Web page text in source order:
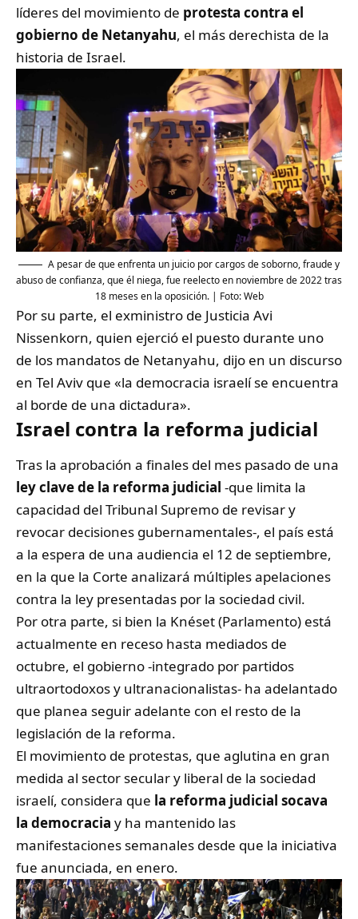
líderes del movimiento de protesta contra el
gobierno de Netanyahu, el más derechista de la
historia de Israel.
A pesar de que enfrenta un juicio por cargos de soborno, fraude y
abuso de confianza, que él niega, fue reelecto en noviembre de 2022 tras
18 meses en la oposición. | Foto: Web
Por su parte, el exministro de Justicia Avi
Nissenkorn, quien ejerció el puesto durante uno
de los mandatos de Netanyahu, dijo en un discurso
en Tel Aviv que «la democracia israelí se encuentra
al borde de una dictadura».
Israel contra la reforma judicial
Tras la aprobación a finales del mes pasado de una
ley clave de la reforma judicial -que limita la
capacidad del Tribunal Supremo de revisar y
revocar decisiones gubernamentales-, el país está
a la espera de una audiencia el 12 de septiembre,
en la que la Corte analizará múltiples apelaciones
contra la ley presentadas por la sociedad civil.
Por otra parte, si bien la Knéset (Parlamento) está
actualmente en receso hasta mediados de
octubre, el gobierno -integrado por partidos
ultraortodoxos y ultranacionalistas- ha adelantado
que planea seguir adelante con el resto de la
legislación de la reforma.
El movimiento de protestas, que aglutina en gran
medida al sector secular y liberal de la sociedad
israelí, considera que la reforma judicial socava
la democracia y ha mantenido las
manifestaciones semanales desde que la iniciativa
fue anunciada, en enero.